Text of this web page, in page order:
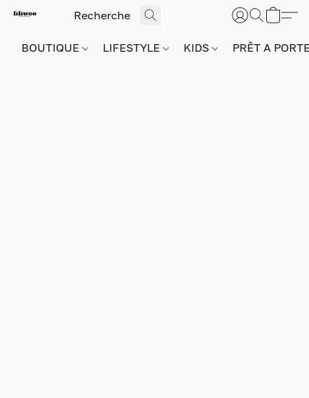
BOUTIQUE LIFESTYLE KIDS PRÊT A